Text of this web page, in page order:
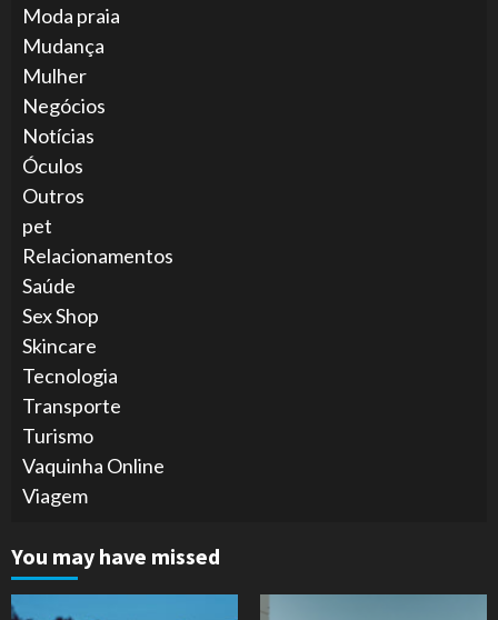
Moda praia
Mudança
Mulher
Negócios
Notícias
Óculos
Outros
pet
Relacionamentos
Saúde
Sex Shop
Skincare
Tecnologia
Transporte
Turismo
Vaquinha Online
Viagem
You may have missed